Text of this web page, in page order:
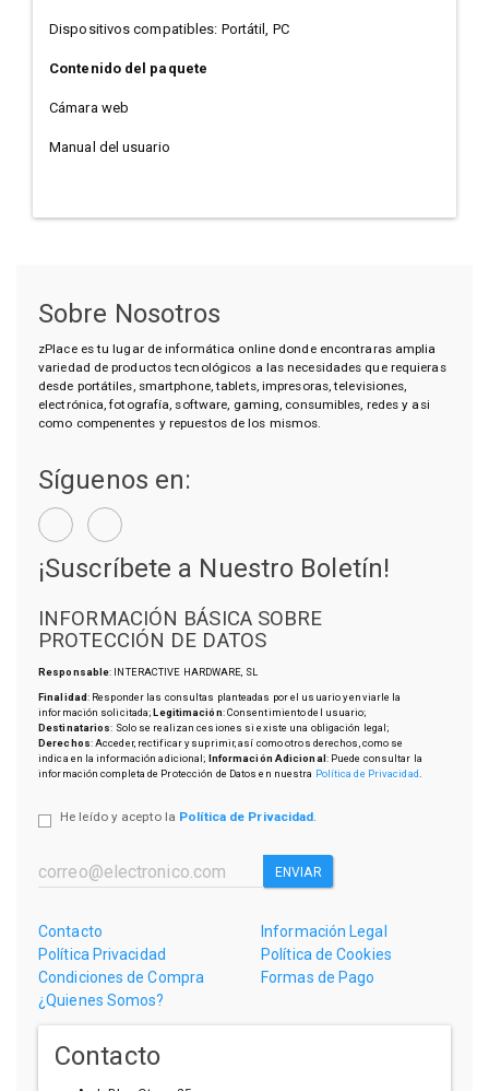
Dispositivos compatibles: Portátil, PC
Contenido del paquete
Cámara web
Manual del usuario
Sobre Nosotros
zPlace es tu lugar de informática online donde encontraras amplia
variedad de productos tecnológicos a las necesidades que requieras
desde portátiles, smartphone, tablets, impresoras, televisiones,
electrónica, fotografía, software, gaming, consumibles, redes y asi
como compenentes y repuestos de los mismos.
Síguenos en:
¡Suscríbete a Nuestro Boletín!
INFORMACIÓN BÁSICA SOBRE
PROTECCIÓN DE DATOS
Responsable: INTERACTIVE HARDWARE, SL
Finalidad: Responder las consultas planteadas por el usuario y enviarle la
información solicitada;Legitimación: Consentimiento del usuario;
Destinatarios: Solo se realizan cesiones si existe una obligación legal;
Derechos: Acceder, rectificar y suprimir, así como otros derechos, como se
indica en la información adicional; Información Adicional: Puede consultar la
información completa de Protección de Datos en nuestra Política de Privacidad
He leído y acepto la Política de Privacidad.
ENVIAR
Contacto
Información Legal
Política Privacidad
Política de Cookies
Condiciones de Compra
Formas de Pago
¿Quienes Somos?
Contacto